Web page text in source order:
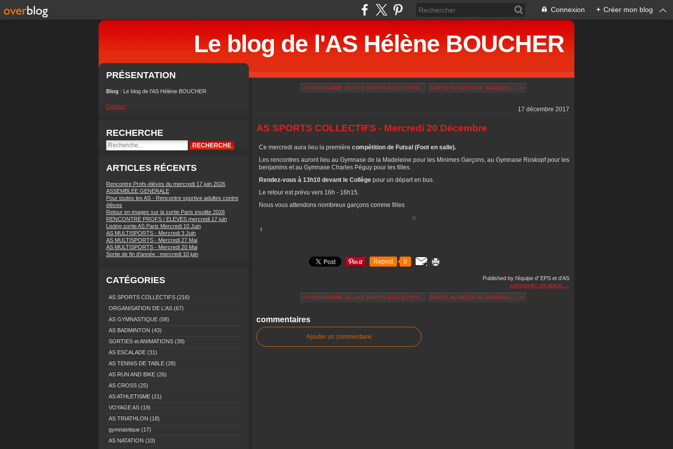
Connexion + Créer mon blog
Le blog de l'AS Hélène BOUCHER
PRÉSENTATION
Blog : Le blog de l'AS Hélène BOUCHER
Contact
RECHERCHE
ARTICLES RÉCENTS
Rencontre Profs-élèves du mercredi 17 juin 2026
ASSEMBLEE GENERALE
Pour toutes les AS - Rencontre sportive adultes contre
élèves
Retour en images sur la sortie Paris insolite 2026
RENCONTRE PROFS / ELEVES mercredi 17 juin
Listing sortie AS Paris Mercredi 10 Juin
AS MULTISPORTS - Mercredi 3 Juin
AS MULTISPORTS - Mercredi 27 Mai
AS MULTISPORTS - Mercredi 20 Mai
Sortie de fin d'année : mercredi 10 juin
CATÉGORIES
AS SPORTS COLLECTIFS (216)
ORGANISATION DE L'AS (67)
AS GYMNASTIQUE (58)
AS BADMINTON (43)
SORTIES et ANIMATIONS (39)
AS ESCALADE (31)
AS TENNIS DE TABLE (28)
AS RUN AND BIKE (26)
AS CROSS (25)
AS ATHLETISME (21)
VOYAGE AS (19)
AS TRIATHLON (18)
gymnastique (17)
AS NATATION (10)
<< PROGRAMME DE L'AS SPORTS-COLLECTIFS... SORTIE AU MATCH DE HANDBALL... >>
17 décembre 2017
AS SPORTS COLLECTIFS - Mercredi 20 Décembre
Ce mercredi aura lieu la première compétition de Futsal (Foot en salle).
Les rencontres auront lieu au Gymnase de la Madeleine pour les Minimes Garçons, au Gymnase Roskopf pour les
benjamins et au Gymnase Charles Péguy pour les filles.
Rendez-vous à 13h10 devant le Collège pour un départ en bus.
Le retour est prévu vers 16h - 16h15.
Nous vous attendons nombreux garçons comme filles
!
Repost 0
Published by l'équipe d' EPS et d'AS
commenter cet article
<< PROGRAMME DE L'AS SPORTS-COLLECTIFS... SORTIE AU MATCH DE HANDBALL... >>
commentaires
Ajouter un commentaire